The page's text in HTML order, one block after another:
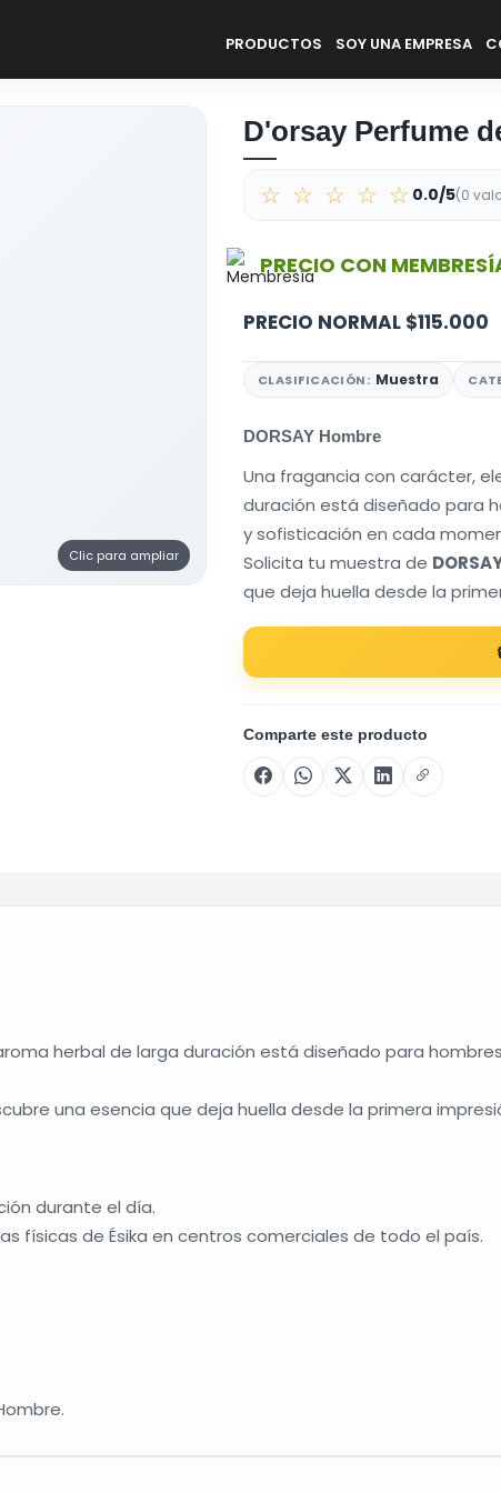
PRODUCTOS SOY UNA EMPRESA
Clic para ampliar
D'orsay Perfume
☆ ☆ ☆ ☆ ☆ 0.0/5(0
PRECIO CON
PRECIO NORMAL $115.000
CLASIFICACIÓN: Muestra
DORSAY Hombre
Una fragancia con carácter,
duración está diseñado para
y sofisticación en cada
Solicita tu muestra de
que deja huella desde la
Comparte este producto
herbal de larga duración está diseñado para
una esencia que deja huella desde la primera
durante el día.
físicas de Ésika en centros comerciales de todo el país.